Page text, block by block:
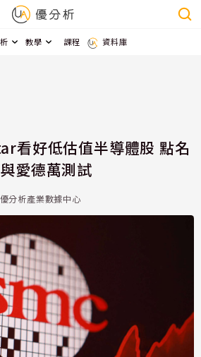
教學 課程 資料庫
看好低估值半導體股 點名
愛德萬測試
分析產業數據中心